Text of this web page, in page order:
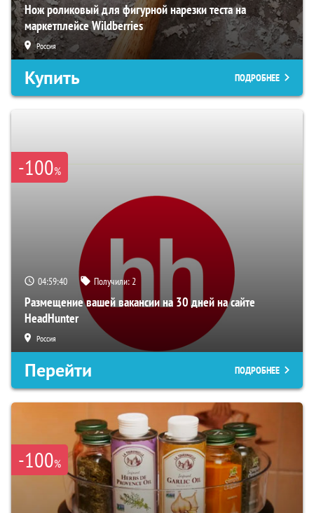
Нож роликовый для фигурной нарезки теста на
маркетплейсе Wildberries
Россия
Купить ПОДРОБНЕЕ
-100%
04:59:39 Получили:2
Размещение вашей вакансии на 30 дней на сайте
HeadHunter
Россия
Перейти ПОДРОБНЕЕ
-100%